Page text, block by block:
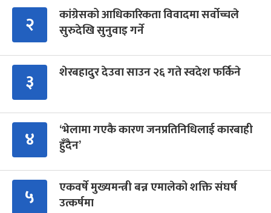
२
कांग्रेसको आधिकारिकता विवादमा सर्वोच्चले
सुरुदेखि सुनुवाइ गर्ने
३ शेरबहादुर देउवा साउन २६ गते स्वदेश फर्किने
४
‘भेलामा गएकै कारण जनप्रतिनिधिलाई कारबाही
हुँदैन’
५
एकवर्षे मुख्यमन्त्री बन्न एमालेको शक्ति संघर्ष
उत्कर्षमा